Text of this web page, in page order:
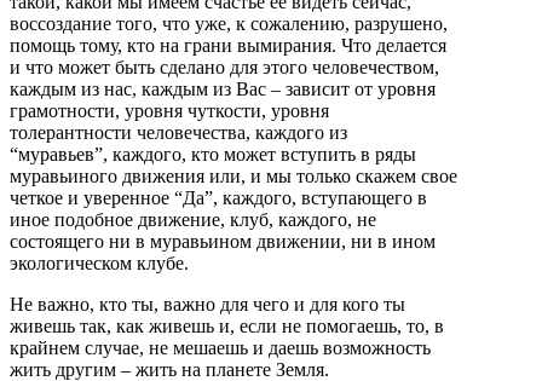
воссоздание того, что уже, к сожалению, разрушено,
помощь тому, кто на грани вымирания. Что делается
и что может быть сделано для этого человечеством,
каждым из нас, каждым из Вас – зависит от уровня
грамотности, уровня чуткости, уровня
толерантности человечества, каждого из
“муравьев”, каждого, кто может вступить в ряды
муравьиного движения или, и мы только скажем свое
четкое и уверенное “Да”, каждого, вступающего в
иное подобное движение, клуб, каждого, не
состоящего ни в муравьином движении, ни в ином
экологическом клубе.
Не важно, кто ты, важно для чего и для кого ты
живешь так, как живешь и, если не помогаешь, то, в
крайнем случае, не мешаешь и даешь возможность
жить другим – жить на планете Земля.